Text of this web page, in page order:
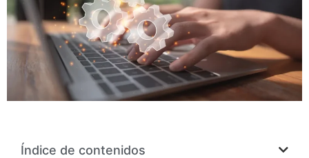
Índice de contenidos